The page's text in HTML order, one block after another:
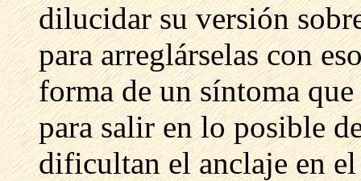
dilucidar su versión
para arreglárselas con
forma de un síntoma
para salir en lo posible
dificultan el anclaje en